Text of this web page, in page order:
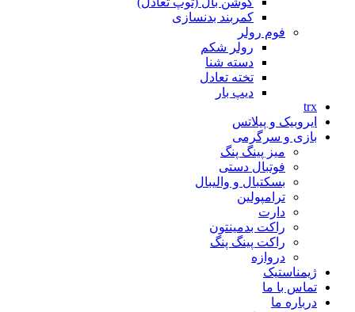
کمربند بدنسازی
فوم رولر
رولر شکم
دسته شنا
تخته تعادل
دیپ بار
trx
ایروبیک و پیلاتس
بازی و سرگرمی
میز پینگ پنگ
فوتبال دستی
بسکتبال و والیبال
ترامپولین
دارت
راکت بدمینتون
راکت پینگ پنگ
دروازه
ژیمناستیک
تماس با ما
درباره ما